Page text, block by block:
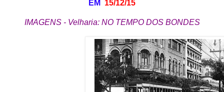
EM 15/12/15
IMAGENS - Velharia: NO TEMPO DOS BONDES